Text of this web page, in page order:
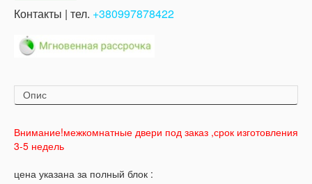
Контакты | тел. +380997878422
Опис
Внимание!межкомнатные двери под заказ ,срок изготовления
3-5 недель
цена указана за полный блок :